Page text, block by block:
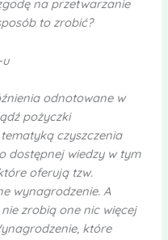
na przetwarzanie
to zrobić?
odnotowane w
pożyczki
czyszczenia
dostępnej wiedzy w tym
oferują tzw.
wynagrodzenie. A
zrobią one nic więcej
które